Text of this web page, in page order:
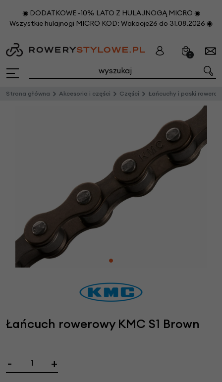
◉ DODATKOWE -10% LATO Z HULAJNOGĄ MICRO ◉
Wszystkie hulajnogi MICRO KOD: Wakacje26 do 31.08.2026 ◉
0
Strona główna Akcesoria i części Części Łańcuchy i paski rowerowe
Łańcuch rowerowy KMC S1 Brown
- +